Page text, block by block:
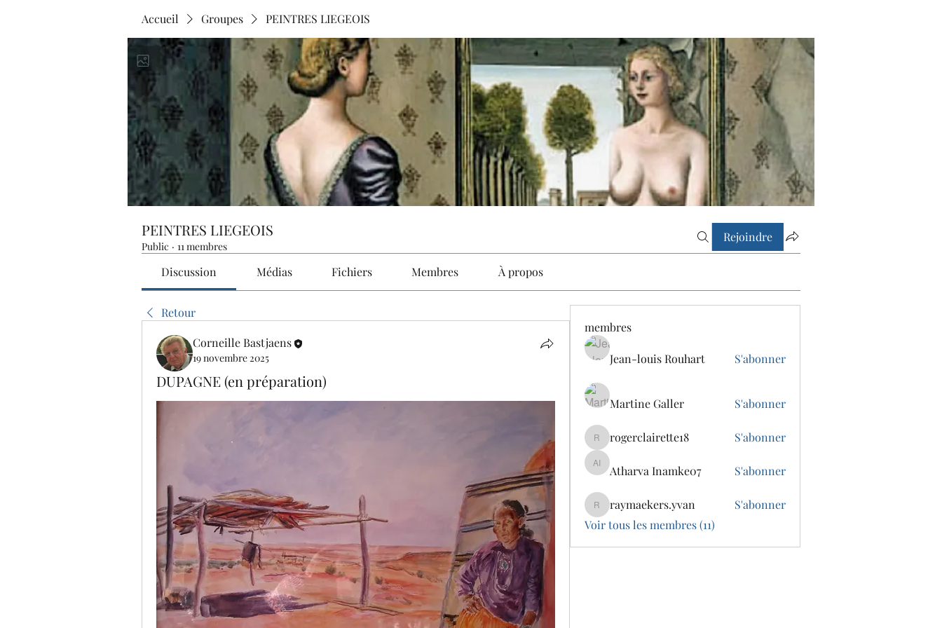
Accueil Groupes PEINTRES LIEGEOIS
PEINTRES LIEGEOIS
Public · 11 membres
Rejoindre
Discussion Médias Fichiers Membres À propos
Retour
Corneille Bastjaens
19 novembre 2025
DUPAGNE (en préparation)
membres
Jean-louis Rouhart S'abonner
Martine Galler S'abonner
rogerclairette18
rogerclairette18 S'abonner
Atharva Inamke07
Atharva Inamke07 S'abonner
raymaekers.yvan
raymaekers.yvan
S'abonner
Voir tous les membres (11)